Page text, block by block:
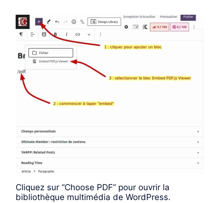
Cliquez sur “Choose PDF” pour ouvrir la
bibliothèque multimédia de WordPress.